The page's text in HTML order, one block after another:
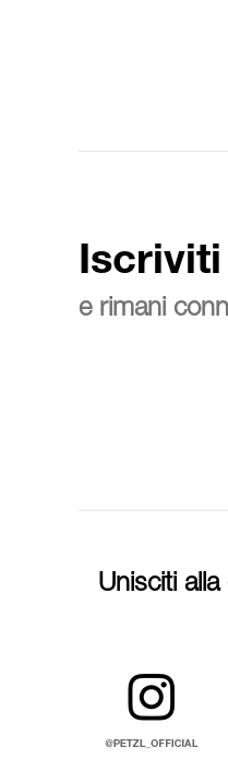
e rimani
Unisciti